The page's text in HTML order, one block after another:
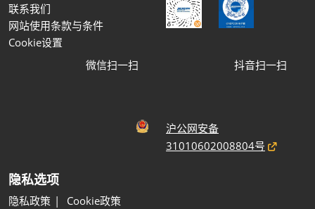
联系我们
网站使用条款与条件
Cookie设置
微信扫一扫 抖音扫一扫
沪公网安备
31010602008804号
隐私选项
隐私政策 Cookie政策